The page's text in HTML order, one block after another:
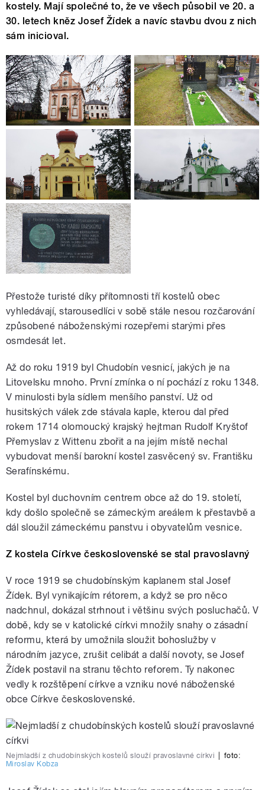
kostely. Mají společné to, že ve všech působil ve 20. a
30. letech kněz Josef Žídek a navíc stavbu dvou z nich
sám inicioval.
Přestože turisté díky přítomnosti tří kostelů obec
vyhledávají, starousedlíci v sobě stále nesou rozčarování
způsobené náboženskými rozepřemi starými přes
osmdesát let.
Až do roku 1919 byl Chudobín vesnicí, jakých je na
Litovelsku mnoho. První zmínka o ní pochází z roku 1348.
V minulosti byla sídlem menšího panství. Už od
husitských válek zde stávala kaple, kterou dal před
rokem 1714 olomoucký krajský hejtman Rudolf Kryštof
Přemyslav z Wittenu zbořit a na jejím místě nechal
vybudovat menší barokní kostel zasvěcený sv. Františku
Serafínskému.
Kostel byl duchovním centrem obce až do 19. století,
kdy došlo společně se zámeckým areálem k přestavbě a
dál sloužil zámeckému panstvu i obyvatelům vesnice.
Z kostela Církve československé se stal pravoslavný
V roce 1919 se chudobínským kaplanem stal Josef
Žídek. Byl vynikajícím rétorem, a když se pro něco
nadchnul, dokázal strhnout i většinu svých posluchačů. V
době, kdy se v katolické církvi množily snahy o zásadní
reformu, která by umožnila sloužit bohoslužby v
národním jazyce, zrušit celibát a další novoty, se Josef
Žídek postavil na stranu těchto reforem. Ty nakonec
vedly k rozštěpení církve a vzniku nové náboženské
obce Církve československé.
Nejmladší z chudobínských kostelů slouží pravoslavné církvi
foto:
Miroslav Kobza